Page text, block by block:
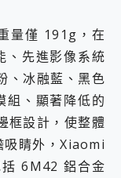
量僅 191g，在
、先進影像系統
、冰融藍、黑色
組、顯著降低的
框設計，使整體
吸睛外，Xiaomi
6M42 鋁合金